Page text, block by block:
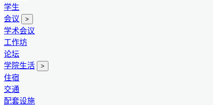
学生
会议
>
学术会议
工作坊
论坛
学院生活
>
住宿
交通
配套设施